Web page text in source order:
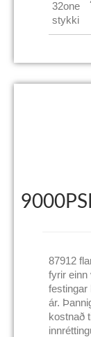
32one
stykki
87912
fyrir einn
festingar
ár.
kostnað